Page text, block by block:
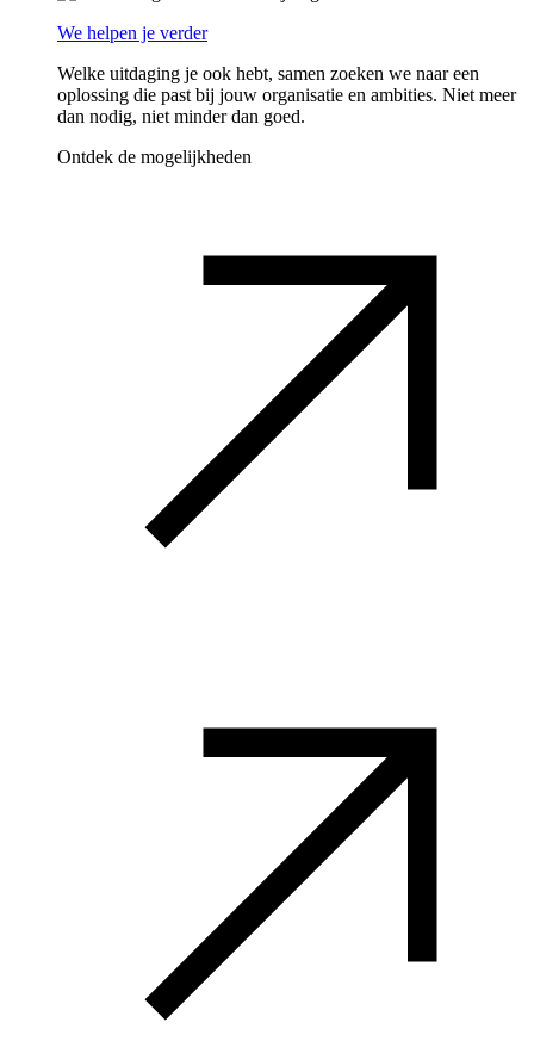
We helpen je verder
Welke uitdaging je ook hebt, samen zoeken we naar een
oplossing die past bij jouw organisatie en ambities. Niet meer
dan nodig, niet minder dan goed.
Ontdek de mogelijkheden